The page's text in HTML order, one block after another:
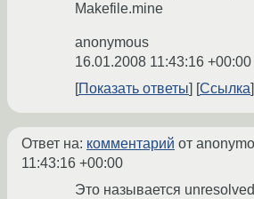
Makefile.mine
anonymous
16.01.2008 11:43:16 +00:00
Показать ответы
Ссылка
Ответ на: комментарий от
11:43:16 +00:00
Это называется